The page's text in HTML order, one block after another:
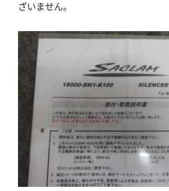
ざいません。